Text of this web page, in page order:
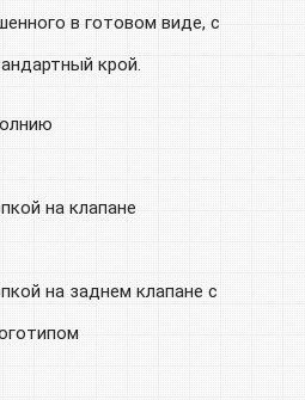
в готовом виде, с
крой.
на клапане
на заднем клапане с